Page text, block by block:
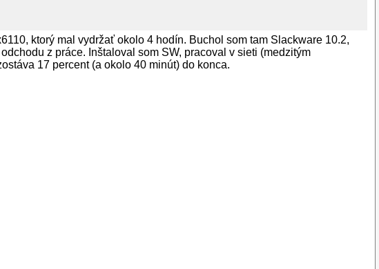
ktorý mal vydržať okolo 4 hodín. Buchol som tam Slackware 10.2,
z práce. Inštaloval som SW, pracoval v sieti (medzitým
17 percent (a okolo 40 minút) do konca.